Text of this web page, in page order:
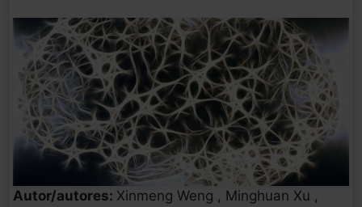
Autor/autores: Xinmeng Weng , Minghuan Xu ,